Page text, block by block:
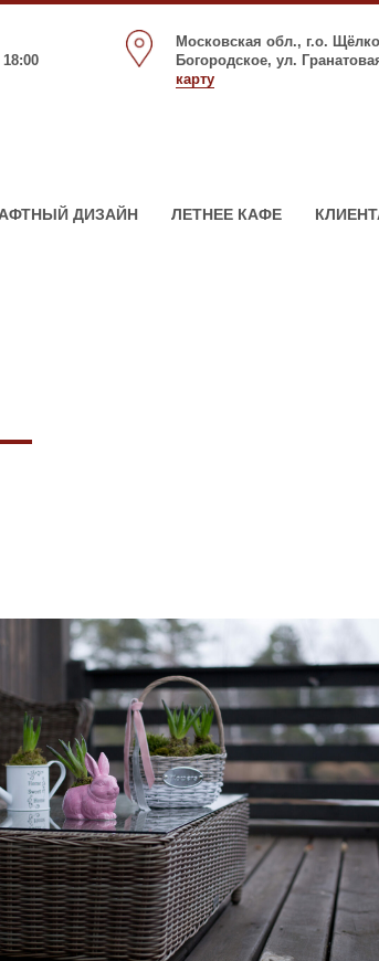
Московская обл., г.о.
Богородское, ул.
карту
ДИЗАЙН ЛЕТНЕЕ КАФЕ